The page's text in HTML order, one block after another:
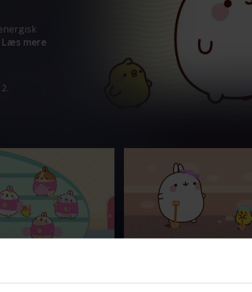
Læs mere
og energisk kanin og